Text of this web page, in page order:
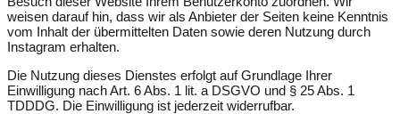
weisen darauf hin, dass wir als Anbieter der Seiten keine Kenntnis
vom Inhalt der übermittelten Daten sowie deren Nutzung durch
Instagram erhalten.
Die Nutzung dieses Dienstes erfolgt auf Grundlage Ihrer
Einwilligung nach Art. 6 Abs. 1 lit. a DSGVO und § 25 Abs. 1
TDDDG. Die Einwilligung ist jederzeit widerrufbar.